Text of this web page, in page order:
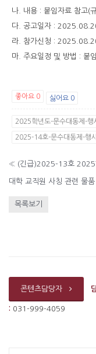
나. 내용 : 붙임자료 참고(
다. 공고일자 :
라. 참가신청 :
마. 주요일정 및 방법 : 붙
좋아요 0 싫어요 0
2025학년도-문수대동제-
2025-14호-문수대동제-행
« (긴급)2025-13호 2025
대학 교직원 사칭 관련 물
목록보기
콘텐츠담당자
: 031-999-4059